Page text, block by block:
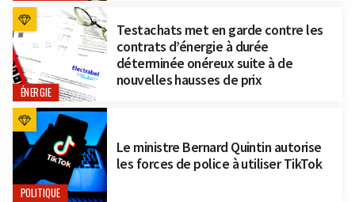
ÉNERGIE
Testachats met en garde contre les
contrats d’énergie à durée
déterminée onéreux suite à de
nouvelles hausses de prix
POLITIQUE
Le ministre Bernard Quintin autorise
les forces de police à utiliser TikTok